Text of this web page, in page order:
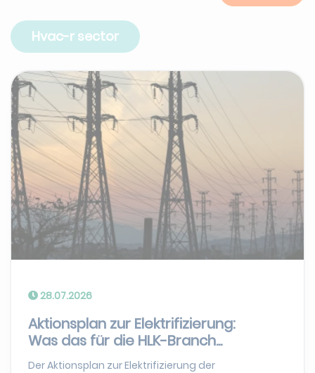
Hvac-r sector
28.07.2026
Aktionsplan zur Elektrifizierung:
Was das für die HLK-Branch...
Der Aktionsplan zur Elektrifizierung der